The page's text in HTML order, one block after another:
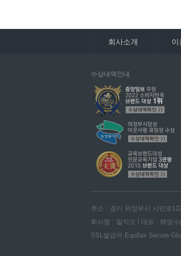
회사소개 이
수상내역안내
주소 : 경기 의정부시 시민로
회사명 : 알지오
대표 : 채명수
SSL발급자 Equifax Secure